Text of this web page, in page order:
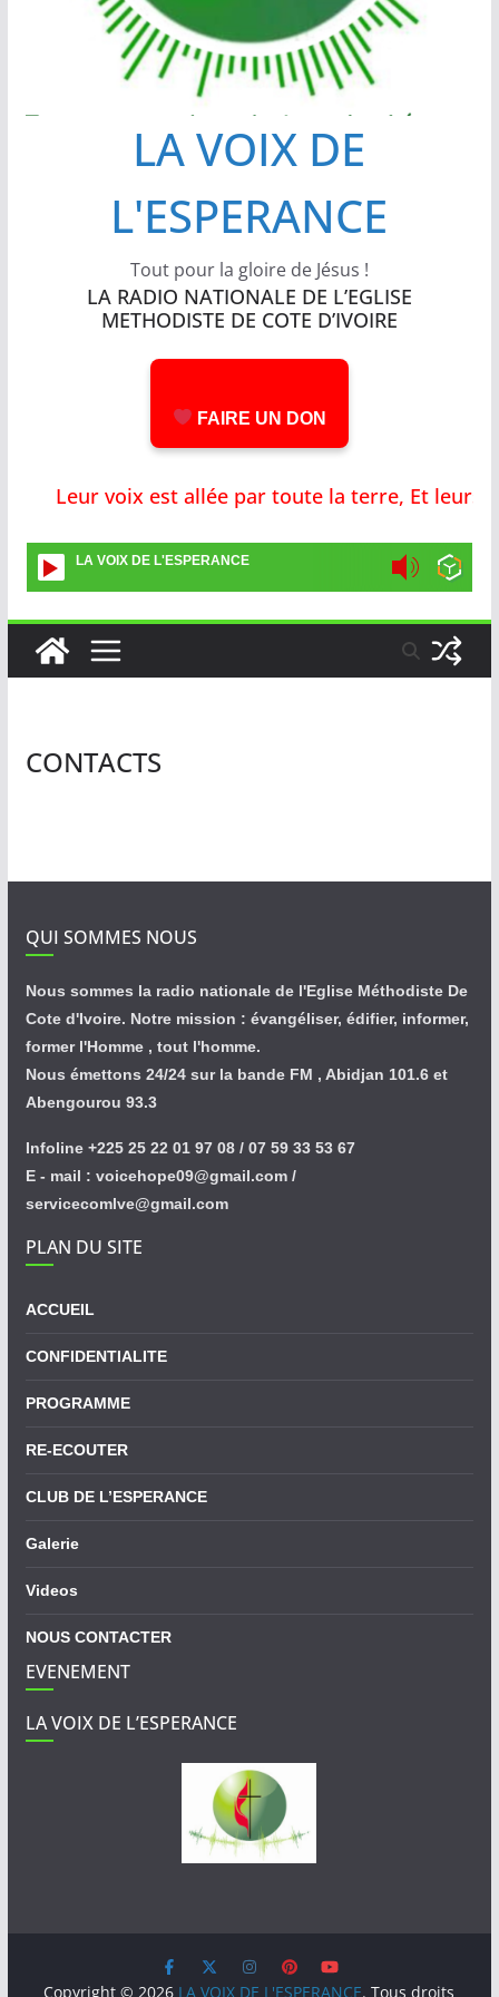
LA VOIX DE
L'ESPERANCE
Tout pour la gloire de Jésus !
LA RADIO NATIONALE DE L’EGLISE
METHODISTE DE COTE D’IVOIRE
FAIRE UN DON
Leur voix est allée par toute la terre, Et leurs
LA VOIX DE L'ESPERANCE
CONTACTS
QUI SOMMES NOUS
Nous sommes la radio nationale de l'Eglise Méthodiste De
Cote d'Ivoire. Notre mission : évangéliser, édifier, informer,
former l'Homme , tout l'homme.
Nous émettons 24/24 sur la bande FM , Abidjan 101.6 et
Abengourou 93.3
Infoline +225 25 22 01 97 08 / 07 59 33 53 67
E - mail : voicehope09@gmail.com /
servicecomlve@gmail.com
PLAN DU SITE
ACCUEIL
CONFIDENTIALITE
PROGRAMME
RE-ECOUTER
CLUB DE L’ESPERANCE
Galerie
Videos
NOUS CONTACTER
EVENEMENT
LA VOIX DE L’ESPERANCE
Copyright © 2026 LA VOIX DE L'ESPERANCE. Tous droits